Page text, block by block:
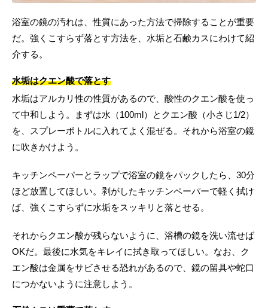
浴室の鏡の汚れは、性質にあった方法で掃除することが重要
だ。強くこすらず落とす方法を、水垢と石鹸カスにわけて紹
介する。
水垢はクエン酸で落とす
水垢はアルカリ性の性質があるので、酸性のクエン酸を使っ
て中和しよう。まずは水（100ml）とクエン酸（小さじ1/2）
を、スプレーボトルに入れてよく混ぜる。それから浴室の鏡
に吹きかけよう。
キッチンペーパーとラップで浴室の鏡をパックしたら、30分
ほど放置してほしい。剥がしたキッチンペーパーで軽く拭け
ば、強くこすらずに水垢をスッキリと落とせる。
それからクエン酸が残らないように、浴槽の鏡を洗い流せば
OKだ。最後に水気をキレイに拭き取ってほしい。なお、ク
エン酸は金属をサビさせる恐れがあるので、鏡の留具や蛇口
につかないように注意しよう。